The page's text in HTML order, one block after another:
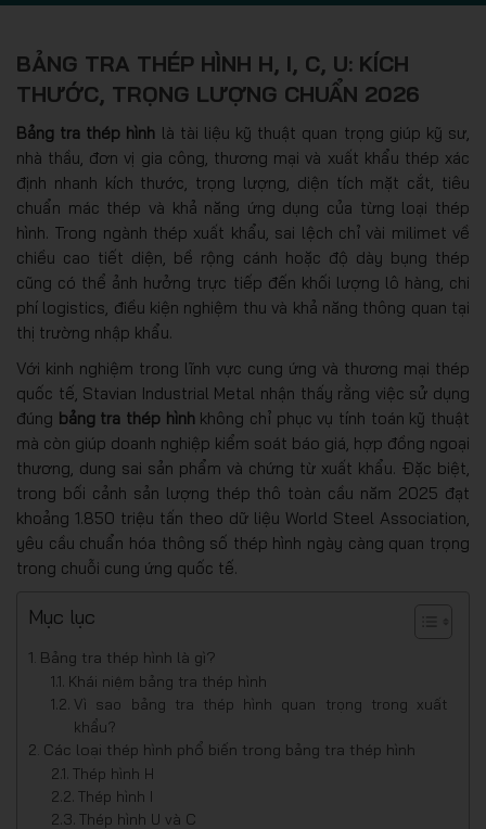
BẢNG TRA THÉP HÌNH H, I, C, U: KÍCH
THƯỚC, TRỌNG LƯỢNG CHUẨN 2026
Bảng tra thép hình là tài liệu kỹ thuật quan trọng giúp kỹ sư,
nhà thầu, đơn vị gia công, thương mại và xuất khẩu thép xác
định nhanh kích thước, trọng lượng, diện tích mặt cắt, tiêu
chuẩn mác thép và khả năng ứng dụng của từng loại thép
hình. Trong ngành thép xuất khẩu, sai lệch chỉ vài milimet về
chiều cao tiết diện, bề rộng cánh hoặc độ dày bụng thép
cũng có thể ảnh hưởng trực tiếp đến khối lượng lô hàng, chi
phí logistics, điều kiện nghiệm thu và khả năng thông quan tại
thị trường nhập khẩu.
Với kinh nghiệm trong lĩnh vực cung ứng và thương mại thép
quốc tế, Stavian Industrial Metal nhận thấy rằng việc sử dụng
đúng bảng tra thép hìnhkhông chỉ phục vụ tính toán kỹ thuật
mà còn giúp doanh nghiệp kiểm soát báo giá, hợp đồng ngoại
thương, dung sai sản phẩm và chứng từ xuất khẩu. Đặc biệt,
trong bối cảnh sản lượng thép thô toàn cầu năm 2025 đạt
khoảng 1.850 triệu tấn theo dữ liệu World Steel Association,
yêu cầu chuẩn hóa thông số thép hình ngày càng quan trọng
trong chuỗi cung ứng quốc tế.
Mục lục
Bảng tra thép hình là gì?
Khái niệm bảng tra thép hình
Vì sao bảng tra thép hình quan trọng trong xuất
khẩu?
Các loại thép hình phổ biến trong bảng tra thép hình
Thép hình H
Thép hình I
Thép hình U và C